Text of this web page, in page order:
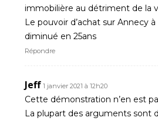
immobilière au détriment de la
Le pouvoir d’achat sur Annecy
diminué en 25ans
Répondre
Jeff 1 janvier 2021 à 12h20
Cette démonstration n’en est
La plupart des arguments sont